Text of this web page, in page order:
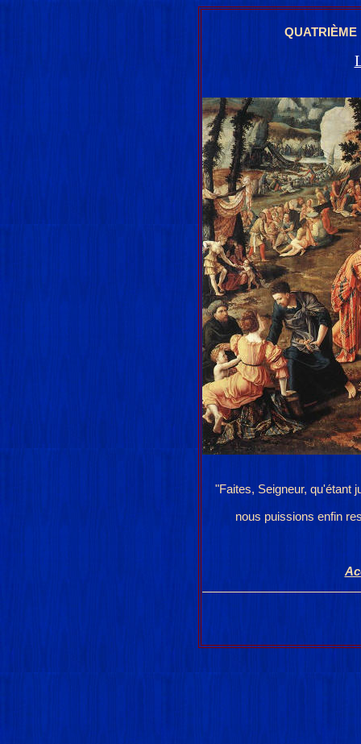
QUATRIÈME
"Faites, Seigneur, qu'étant
nous puissions enfin